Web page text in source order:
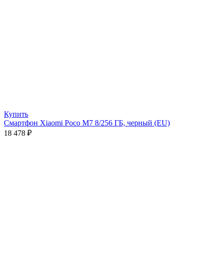
Купить
Смартфон Xiaomi Poco M7 8/256 ГБ, черный (EU)
18 478 ₽